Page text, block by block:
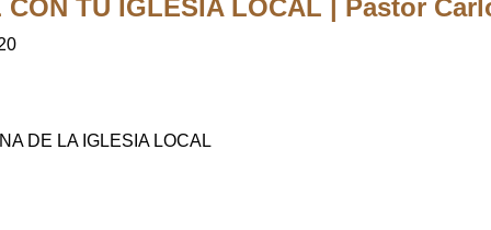
CON TU IGLESIA LOCAL | Pastor
DE LA IGLESIA LOCAL